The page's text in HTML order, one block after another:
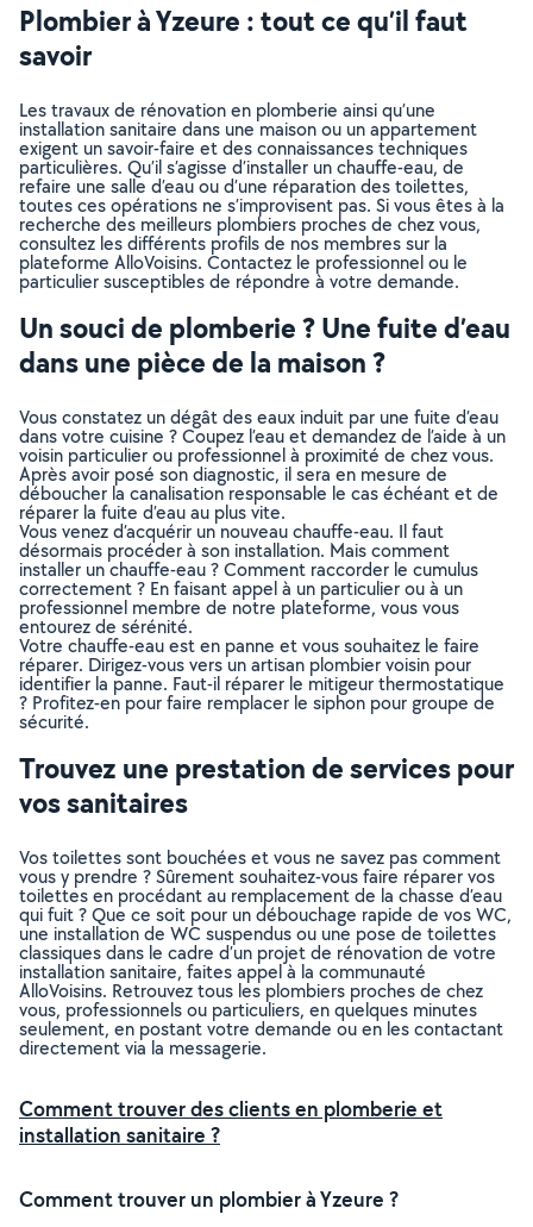
Plombier à Yzeure : tout ce qu’il faut
savoir
Les travaux de rénovation en plomberie ainsi qu’une
installation sanitaire dans une maison ou un appartement
exigent un savoir-faire et des connaissances techniques
particulières. Qu’il s’agisse d’installer un chauffe-eau, de
refaire une salle d’eau ou d’une réparation des toilettes,
toutes ces opérations ne s’improvisent pas. Si vous êtes à la
recherche des meilleurs plombiers proches de chez vous,
consultez les différents profils de nos membres sur la
plateforme AlloVoisins. Contactez le professionnel ou le
particulier susceptibles de répondre à votre demande.
Un souci de plomberie ? Une fuite d’eau
dans une pièce de la maison ?
Vous constatez un dégât des eaux induit par une fuite d’eau
dans votre cuisine ? Coupez l’eau et demandez de l’aide à un
voisin particulier ou professionnel à proximité de chez vous.
Après avoir posé son diagnostic, il sera en mesure de
déboucher la canalisation responsable le cas échéant et de
réparer la fuite d’eau au plus vite.
Vous venez d’acquérir un nouveau chauffe-eau. Il faut
désormais procéder à son installation. Mais comment
installer un chauffe-eau ? Comment raccorder le cumulus
correctement ? En faisant appel à un particulier ou à un
professionnel membre de notre plateforme, vous vous
entourez de sérénité.
Votre chauffe-eau est en panne et vous souhaitez le faire
réparer. Dirigez-vous vers un artisan plombier voisin pour
identifier la panne. Faut-il réparer le mitigeur thermostatique
? Profitez-en pour faire remplacer le siphon pour groupe de
sécurité.
Trouvez une prestation de services pour
vos sanitaires
Vos toilettes sont bouchées et vous ne savez pas comment
vous y prendre ? Sûrement souhaitez-vous faire réparer vos
toilettes en procédant au remplacement de la chasse d’eau
qui fuit ? Que ce soit pour un débouchage rapide de vos WC,
une installation de WC suspendus ou une pose de toilettes
classiques dans le cadre d’un projet de rénovation de votre
installation sanitaire, faites appel à la communauté
AlloVoisins. Retrouvez tous les plombiers proches de chez
vous, professionnels ou particuliers, en quelques minutes
seulement, en postant votre demande ou en les contactant
directement via la messagerie.
Comment trouver des clients en plomberie et
installation sanitaire ?
Comment trouver un plombier à Yzeure ?